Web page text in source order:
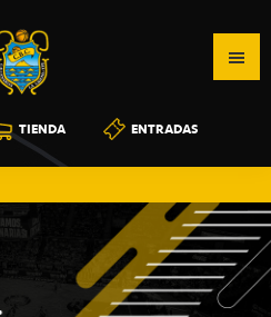
TIENDA ENTRADAS